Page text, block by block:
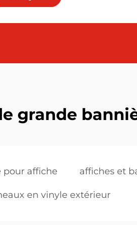
grande
pour affiche affiches et
en vinyle extérieur